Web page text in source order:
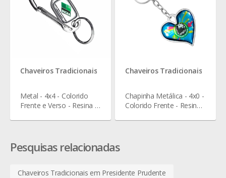
Chaveiros Tradicionais
Metal - 4x4 - Colorido
Frente e Verso - Resina -
Chaveiros Tradicionais
Chapinha Metálica - 4x0 -
Colorido Frente - Resina -
Pesquisas relacionadas
Chaveiros Tradicionais em Presidente Prudente